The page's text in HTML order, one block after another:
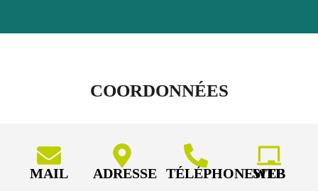
COORDONNÉES
MAIL ADRESSE TÉLÉPHONESITE WEB